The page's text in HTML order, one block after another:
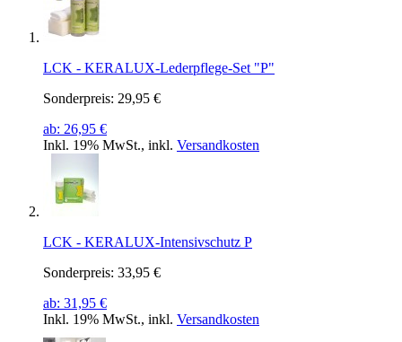
LCK - KERALUX-Lederpflege-Set "P"
Sonderpreis: 29,95 €
ab: 26,95 €
Inkl. 19% MwSt., inkl. Versandkosten
LCK - KERALUX-Intensivschutz P
Sonderpreis: 33,95 €
ab: 31,95 €
Inkl. 19% MwSt., inkl. Versandkosten